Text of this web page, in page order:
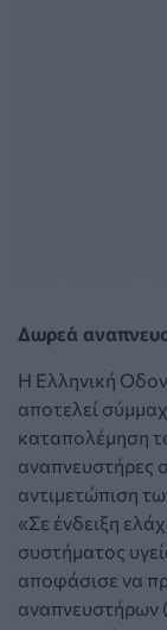
Δωρεά
Η Ελληνική
αποτελεί
καταπολέμηση
αναπνευστήρες
αντιμετώπιση
«Σε ένδειξη
συστήματος
αποφάσισε να
αναπνευστήρων